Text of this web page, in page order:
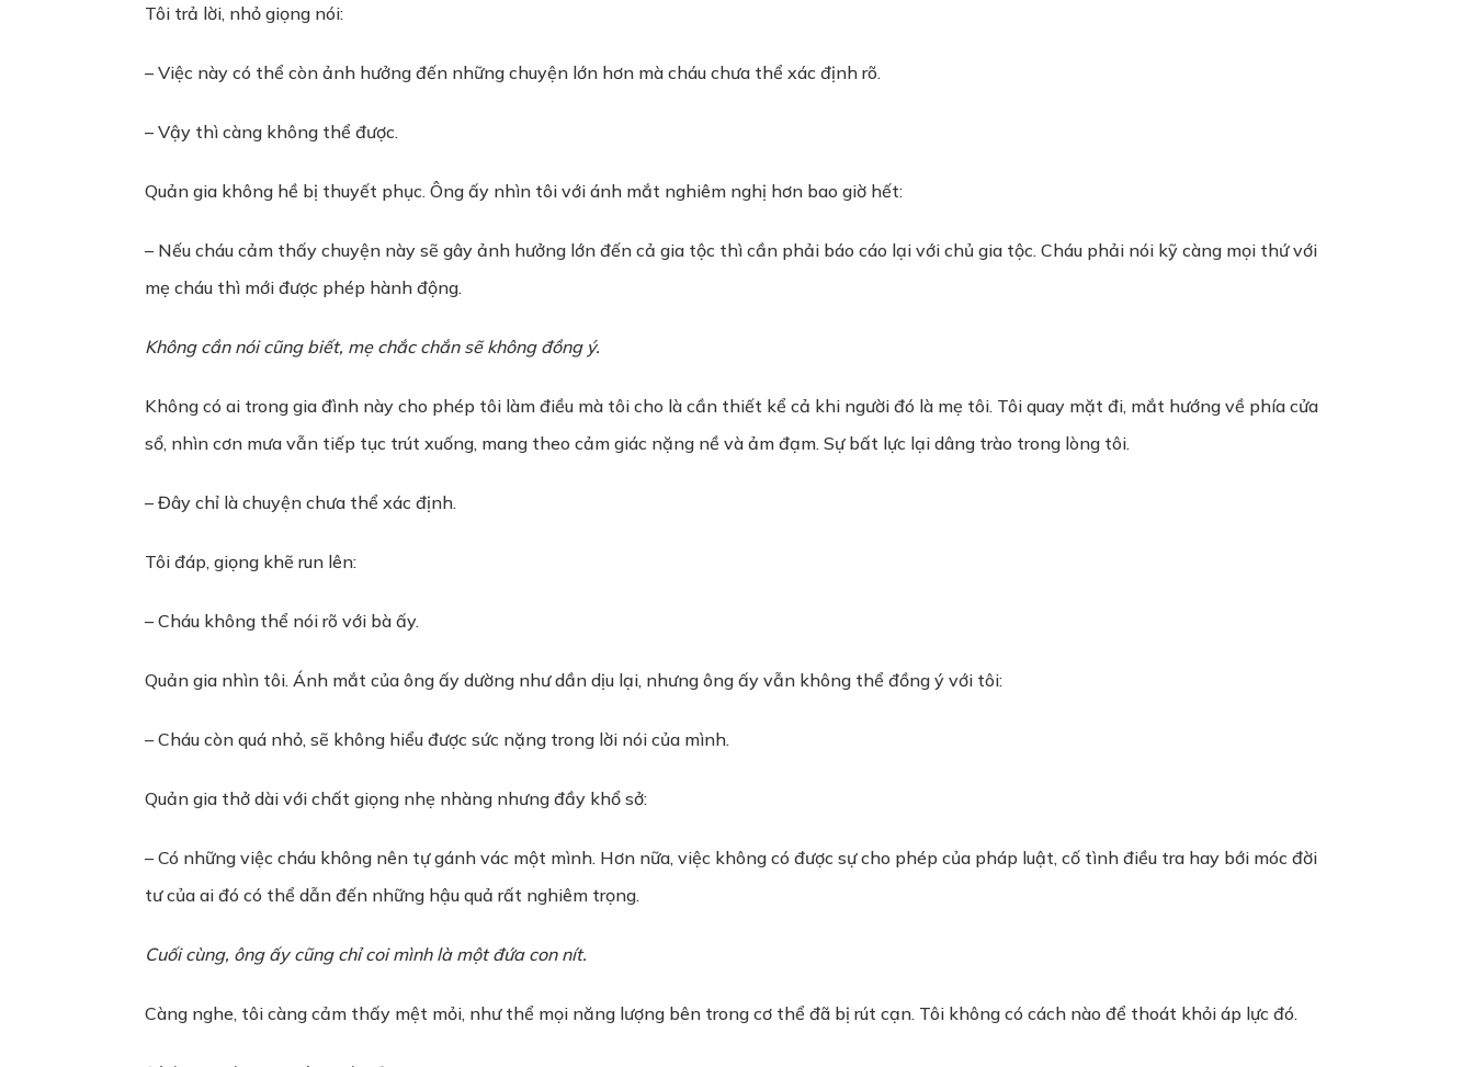
Tôi trả lời, nhỏ giọng nói:
– Việc này có thể còn ảnh hưởng đến những chuyện lớn hơn mà cháu chưa thể xác định rõ.
– Vậy thì càng không thể được.
Quản gia không hề bị thuyết phục. Ông ấy nhìn tôi với ánh mắt nghiêm nghị hơn bao giờ hết:
– Nếu cháu cảm thấy chuyện này sẽ gây ảnh hưởng lớn đến cả gia tộc thì cần phải báo cáo lại với chủ gia tộc. Cháu phải nói kỹ càng mọi thứ với
mẹ cháu thì mới được phép hành động.
Không cần nói cũng biết, mẹ chắc chắn sẽ không đồng ý.
Không có ai trong gia đình này cho phép tôi làm điều mà tôi cho là cần thiết kể cả khi người đó là mẹ tôi. Tôi quay mặt đi, mắt hướng về phía cửa
sổ, nhìn cơn mưa vẫn tiếp tục trút xuống, mang theo cảm giác nặng nề và ảm đạm. Sự bất lực lại dâng trào trong lòng tôi.
– Đây chỉ là chuyện chưa thể xác định.
Tôi đáp, giọng khẽ run lên:
– Cháu không thể nói rõ với bà ấy.
Quản gia nhìn tôi. Ánh mắt của ông ấy dường như dần dịu lại, nhưng ông ấy vẫn không thể đồng ý với tôi:
– Cháu còn quá nhỏ, sẽ không hiểu được sức nặng trong lời nói của mình.
Quản gia thở dài với chất giọng nhẹ nhàng nhưng đầy khổ sở:
– Có những việc cháu không nên tự gánh vác một mình. Hơn nữa, việc không có được sự cho phép của pháp luật, cố tình điều tra hay bới móc đời
tư của ai đó có thể dẫn đến những hậu quả rất nghiêm trọng.
Cuối cùng, ông ấy cũng chỉ coi mình là một đứa con nít.
Càng nghe, tôi càng cảm thấy mệt mỏi, như thể mọi năng lượng bên trong cơ thể đã bị rút cạn. Tôi không có cách nào để thoát khỏi áp lực đó.